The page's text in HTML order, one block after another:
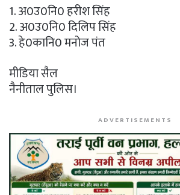
1. अ0उ0नि0 हरीश सिंह
2. अ0उ0नि0 दिलिप सिंह
3. हे0कानि0 मनोज पंत
मीडिया सैल
नैनीताल पुलिस।
ADVERTISEMENTS